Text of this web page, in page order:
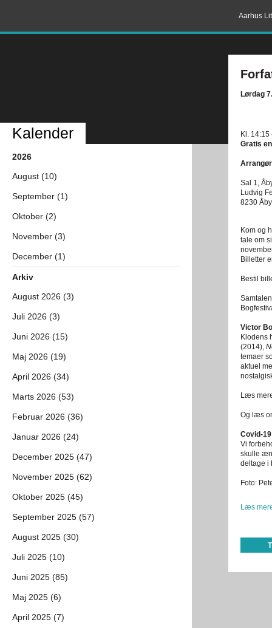
Aarhus
Lørdag
Kl. 14:15
Gratis
Sal 1,
Ludvig
8230
Kom og
tale om
Billetter
Bestil
Victor
Klodens
(2014),
temaer
aktuel
Læs
Og læs
Covid-19
Vi
skulle
deltage i
Foto:
Læs
Kalender
2026
August (10)
September (1)
Oktober (2)
November (3)
December (1)
Arkiv
August 2026 (3)
Juli 2026 (3)
Juni 2026 (15)
Maj 2026 (19)
April 2026 (34)
Marts 2026 (53)
Februar 2026 (36)
Januar 2026 (24)
December 2025 (47)
November 2025 (62)
Oktober 2025 (45)
September 2025 (57)
August 2025 (30)
Juli 2025 (10)
Juni 2025 (85)
Maj 2025 (6)
April 2025 (7)